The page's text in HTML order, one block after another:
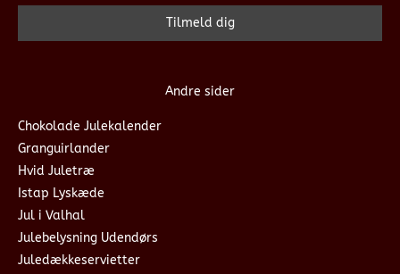
Andre sider
Chokolade Julekalender
Granguirlander
Hvid Juletræ
Istap Lyskæde
Jul i Valhal
Julebelysning Udendørs
Juledækkeservietter